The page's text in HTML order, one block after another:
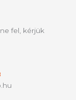
fel, kérjük